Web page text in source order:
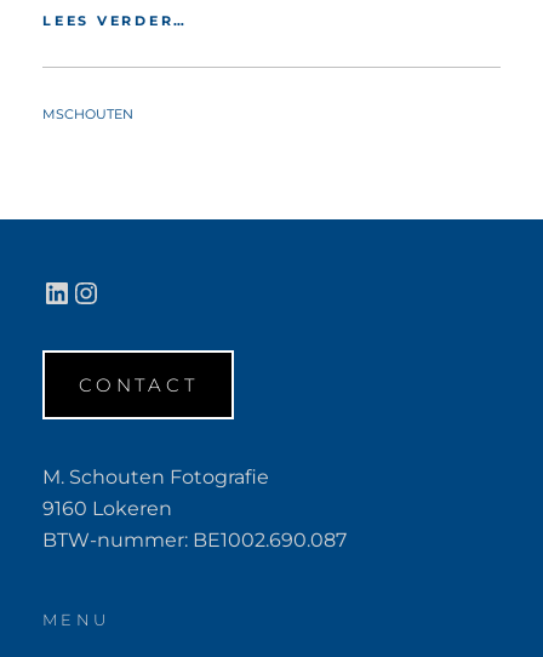
LEES VERDER…
BY
MSCHOUTEN
LinkedIn
Instagram
CONTACT
M. Schouten Fotografie
9160 Lokeren
BTW-nummer: BE1002.690.087
MENU